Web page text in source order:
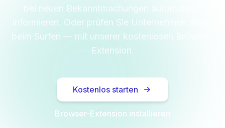
bei neuen Bekanntmachungen automatisch
informieren. Oder prüfen Sie Unternehmen direkt
beim Surfen — mit unserer kostenlosen Browser-
Extension.
Kostenlos starten
Browser-Extension installieren